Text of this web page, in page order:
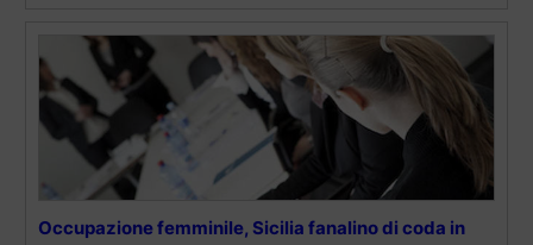
Occupazione femminile, Sicilia fanalino di coda in